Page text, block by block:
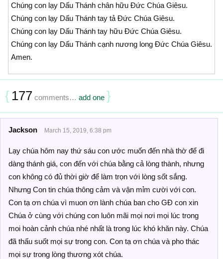
Chúng con lạy Dấu Thánh chân hữu Đức Chúa Giêsu.
Chúng con lạy Dấu Thánh tay tả Đức Chúa Giêsu.
Chúng con lạy Dấu Thánh tay hữu Đức Chúa Giêsu.
Chúng con lạy Dấu Thánh cạnh nương long Đức Chúa Giêsu.
Amen.
{ 177 comments… add one }
Jackson March 15, 2019, 6:38 pm
Lạy chúa hôm nay thứ sáu con ước muốn đến nhà thờ để đi
dàng thánh giá, con đến với chúa bằng cả lòng thành, nhưng
con không có đủ thời giờ để làm trọn với lòng sốt sắng.
Nhưng Con tin chúa thông cảm và vận mỉm cười với con.
Con tạ ơn chúa vì muon ơn lành chúa ban cho GĐ con xin
Chúa ở cùng với chúng con luôn mãi mọi nơi mọi lúc trong
moi hoàn cảnh chúa nhé nhất là trong lúc khó khăn này. Chúa
đã thấu suốt mọi sự trong con. Con tạ ơn chúa và pho thác
mọi sự trong lòng thương xót chúa.